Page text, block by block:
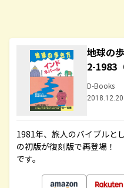
地球の
2-1983
D-Books
1981年、旅人のバイブルと
の初版が復刻版で再登場！
です。